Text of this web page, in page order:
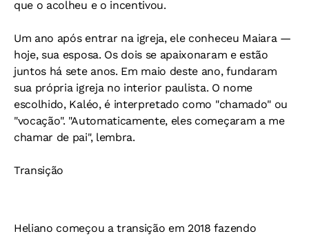
que o acolheu e o incentivou.
Um ano após entrar na igreja, ele conheceu Maiara —
hoje, sua esposa. Os dois se apaixonaram e estão
juntos há sete anos. Em maio deste ano, fundaram
sua própria igreja no interior paulista. O nome
escolhido, Kaléo, é interpretado como "chamado" ou
"vocação". "Automaticamente, eles começaram a me
chamar de pai", lembra.
Transição
Heliano começou a transição em 2018 fazendo